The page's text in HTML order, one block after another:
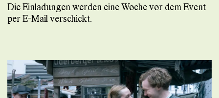
Die Einladungen werden eine Woche vor dem Event
per E-Mail verschickt.